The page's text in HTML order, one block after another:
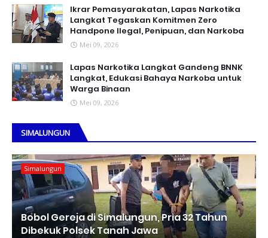
Ikrar Pemasyarakatan, Lapas Narkotika
Langkat Tegaskan Komitmen Zero
Handpone llegal, Penipuan, dan Narkoba
Mei 09, 2026
Lapas Narkotika Langkat Gandeng BNNK
Langkat, Edukasi Bahaya Narkoba untuk
Warga Binaan
Mei 09, 2026
SIMALUNGUN
Simalungun
Bobol Gereja di Simalungun, Pria 32 Tahun
Dibekuk Polsek Tanah Jawa